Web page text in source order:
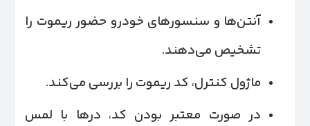
آنتن‌ها و سنسورهای خودرو حضور ریموت را
تشخیص می‌دهند.
ماژول کنترل، کد ریموت را بررسی می‌کند.
در صورت معتبر بودن کد، درها با لمس